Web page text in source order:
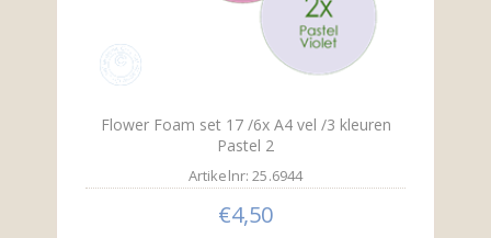
Flower Foam set 17 /6x A4 vel /3 kleuren
Pastel 2
Artikelnr: 25.6944
€4,50